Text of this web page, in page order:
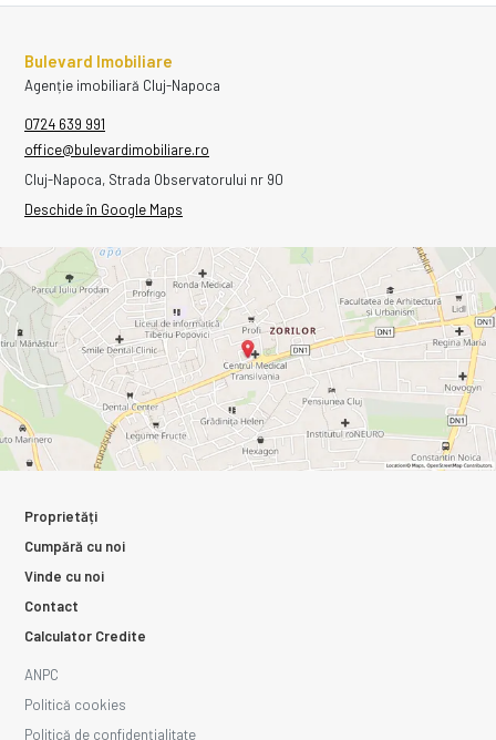
Bulevard Imobiliare
Agenție imobiliară Cluj-Napoca
0724 639 991
office@bulevardimobiliare.ro
Cluj-Napoca, Strada Observatorului nr 90
Deschide în Google Maps
Proprietăți
Cumpără cu noi
Vinde cu noi
Contact
Calculator Credite
ANPC
Politică cookies
Politică de confidențialitate